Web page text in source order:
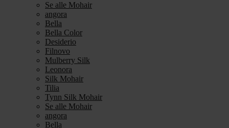
Se alle Mohair
angora
Bella
Bella Color
Desiderio
Filnovo
Mulberry Silk
Leonora
Silk Mohair
Tilia
Tynn Silk Mohair
Se alle Mohair
angora
Bella